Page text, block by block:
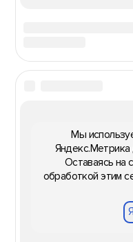
Мы
Яндекс.Метрика
Оставаясь на
обработкой этим